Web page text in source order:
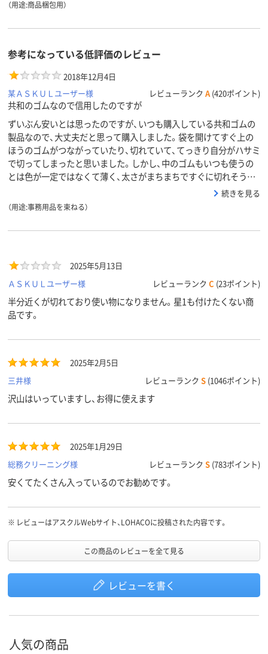
（用途:商品梱包用）
参考になっている低評価のレビュー
2018年12月4日
某ＡＳＫＵＬユーザー様
レビューランク A (420ポイント)
共和のゴムなので信用したのですが
ずいぶん安いとは思ったのですが、いつも購入している共和ゴムの
製品なので、大丈夫だと思って購入しました。袋を開けてすぐ上の
ほうのゴムがつながっていたり、切れていて、てっきり自分がハサミ
で切ってしまったと思いました。しかし、中のゴムもいつも使うの
とは色が一定ではなくて薄く、太さがまちまちですぐに切れそう…
続きを見る
（用途:事務用品を束ねる）
2025年5月13日
ＡＳＫＵＬユーザー様
レビューランク C (23ポイント)
半分近くが切れており使い物になりません。星1も付けたくない商
品です。
2025年2月5日
三井様
レビューランク S (1046ポイント)
沢山はいっていますし、お得に使えます
2025年1月29日
総務クリーニング様
レビューランク S (783ポイント)
安くてたくさん入っているのでお勧めです。
※ レビューはアスクルWebサイト、LOHACOに投稿された内容です。
この商品のレビューを全て見る
レビューを書く
人気の商品